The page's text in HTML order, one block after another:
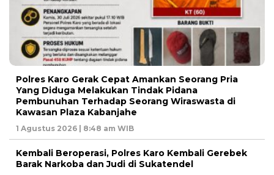
Polres Karo Gerak Cepat Amankan Seorang Pria
Yang Diduga Melakukan Tindak Pidana
Pembunuhan Terhadap Seorang Wiraswasta di
Kawasan Plaza Kabanjahe
1 Agustus 2026 | 8:48 am WIB
Kembali Beroperasi, Polres Karo Kembali Gerebek
Barak Narkoba dan Judi di Sukatendel